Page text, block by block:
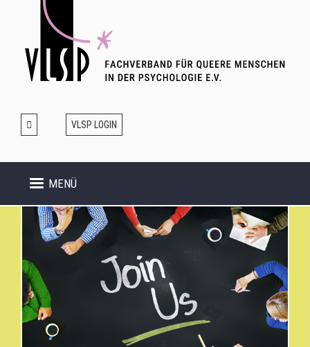
VLSP LOGIN
MENÜ